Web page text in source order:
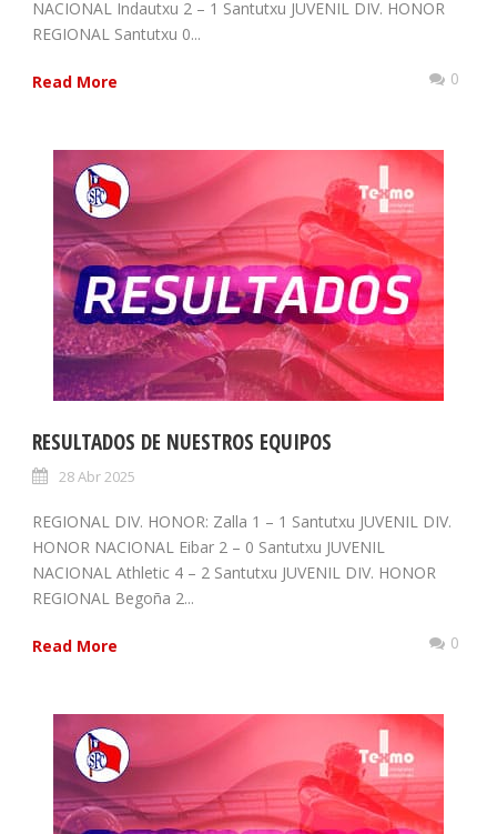
NACIONAL Indautxu 2 – 1 Santutxu JUVENIL DIV. HONOR
REGIONAL Santutxu 0...
Read More 0
RESULTADOS DE NUESTROS EQUIPOS
28 Abr 2025
REGIONAL DIV. HONOR: Zalla 1 – 1 Santutxu JUVENIL DIV.
HONOR NACIONAL Eibar 2 – 0 Santutxu JUVENIL
NACIONAL Athletic 4 – 2 Santutxu JUVENIL DIV. HONOR
REGIONAL Begoña 2...
Read More 0